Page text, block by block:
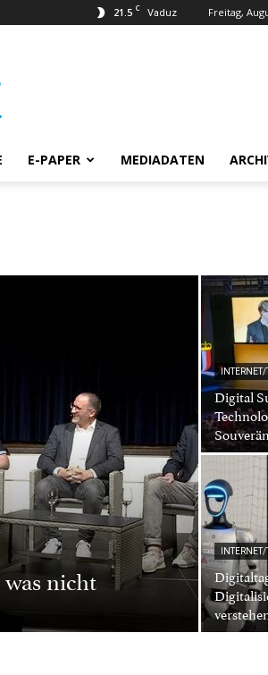
21.5 C Vaduz Freitag,
E-PAPER MEDIADATEN
nicht
Digital